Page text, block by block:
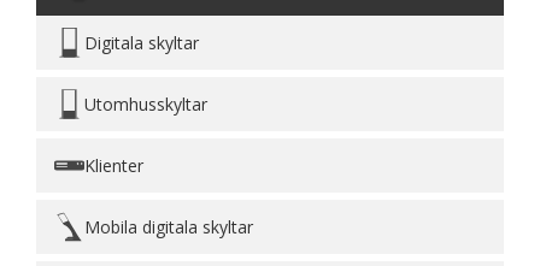
Digitala skyltar
Utomhusskyltar
Klienter
Mobila digitala skyltar